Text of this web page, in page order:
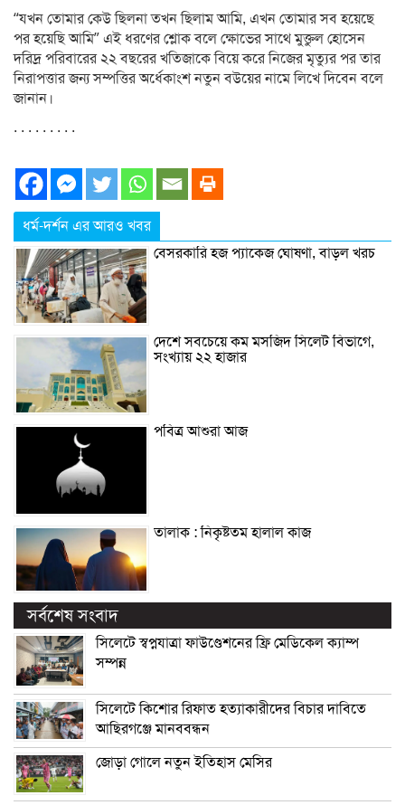
“যখন তোমার কেউ ছিলনা তখন ছিলাম আমি, এখন তোমার সব হয়েছে
পর হয়েছি আমি” এই ধরণের শ্লোক বলে ক্ষোভের সাথে মুক্তুল হোসেন
দরিদ্র পরিবারের ২২ বছরের খতিজাকে বিয়ে করে নিজের মৃত্যুর পর তার
নিরাপত্তার জন্য সম্পত্তির অর্ধেকাংশ নতুন বউয়ের নামে লিখে দিবেন বলে
জানান।
. . . . . . . . .
ধর্ম-দর্শন এর আরও খবর
বেসরকারি হজ প্যাকেজ ঘোষণা, বাড়ল খরচ
দেশে সবচেয়ে কম মসজিদ সিলেট বিভাগে,
সংখ্যায় ২২ হাজার
পবিত্র আশুরা আজ
তালাক : নিকৃষ্টতম হালাল কাজ
সর্বশেষ সংবাদ
সিলেটে স্বপ্নযাত্রা ফাউণ্ডেশনের ফ্রি মেডিকেল ক্যাম্প
সম্পন্ন
সিলেটে কিশোর রিফাত হত্যাকারীদের বিচার দাবিতে
আছিরগঞ্জে মানববন্ধন
জোড়া গোলে নতুন ইতিহাস মেসির